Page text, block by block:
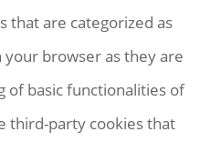
that are categorized as
browser as they are
of basic functionalities of
third-party cookies that